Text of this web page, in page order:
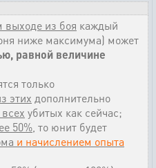
выходе из боя каждый
ниже максимума) может
равной величине
только
этих дополнительно
убитых как сейчас;
50% , то юнит будет
и начислением опыта